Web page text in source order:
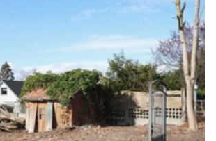
dans une maison du quartier Rebberg
moins un WC, douche et bien sur
une vétusté : pour son calcul
que l’administration
comme normal de ne pas dépasser
du bien.